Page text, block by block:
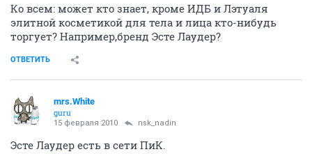
Ко всем: может кто знает, кроме ИДБ и Лэтуаля
элитной косметикой для тела и лица кто-нибудь
торгует? Например,бренд Эсте Лаудер?
ОТВЕТИТЬ
mrs.White
guru
15 февраля 2010 nsk_nadin
Эсте Лаудер есть в сети ПиК.